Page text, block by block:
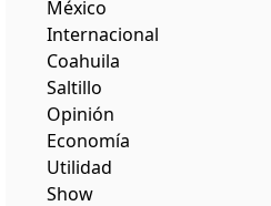
México
Internacional
Coahuila
Saltillo
Opinión
Economía
Utilidad
Show